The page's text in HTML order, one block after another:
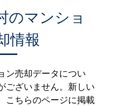
のマンショ
情報
ン売却データについ
ございません。新しい
こちらのページに掲載